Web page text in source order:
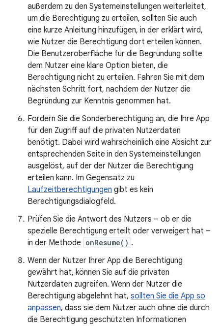
außerdem zu den Systemeinstellungen weiterleitet,
um die Berechtigung zu erteilen, sollten Sie auch
eine kurze Anleitung hinzufügen, in der erklärt wird,
wie Nutzer die Berechtigung dort erteilen können.
Die Benutzeroberfläche für die Begründung sollte
dem Nutzer eine klare Option bieten, die
Berechtigung nicht zu erteilen. Fahren Sie mit dem
nächsten Schritt fort, nachdem der Nutzer die
Begründung zur Kenntnis genommen hat.
Fordern Sie die Sonderberechtigung an, die Ihre App
für den Zugriff auf die privaten Nutzerdaten
benötigt. Dabei wird wahrscheinlich eine Absicht zur
entsprechenden Seite in den Systemeinstellungen
ausgelöst, auf der der Nutzer die Berechtigung
erteilen kann. Im Gegensatz zu
Laufzeitberechtigungen gibt es kein
Berechtigungsdialogfeld.
Prüfen Sie die Antwort des Nutzers – ob er die
spezielle Berechtigung erteilt oder verweigert hat –
in der Methode onResume() .
Wenn der Nutzer Ihrer App die Berechtigung
gewährt hat, können Sie auf die privaten
Nutzerdaten zugreifen. Wenn der Nutzer die
Berechtigung abgelehnt hat, sollten Sie die App so
anpassen, dass sie dem Nutzer auch ohne die durch
die Berechtigung geschützten Informationen